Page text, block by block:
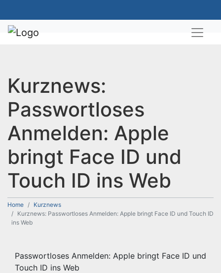
Kurznews:
Passwortloses
Anmelden: Apple
bringt Face ID und
Touch ID ins Web
Home
Kurznews
Kurznews: Passwortloses Anmelden: Apple bringt Face ID und Touch ID
ins Web
Passwortloses Anmelden: Apple bringt Face ID und
Touch ID ins Web